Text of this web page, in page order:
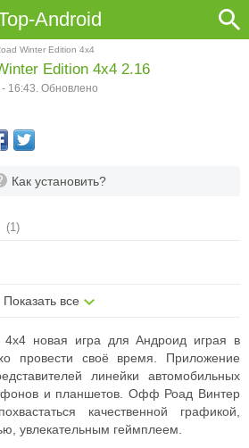
Android
Winter Edition 4x4
Как установить?
(1)
Показать все
Edition 4x4 2.16
16:43. Обновлено
4x4 новая игра для Андроид играя в
провести своё время. Приложение
линейки автомобильных
и планшетов. Офф Роад Винтер
качественной графикой,
увлекательным геймплеем.